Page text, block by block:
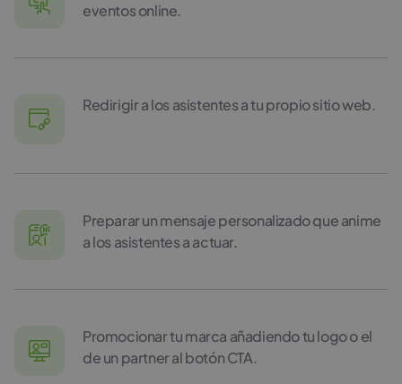
eventos online.
Redirigir a los asistentes a tu propio sitio web.
Preparar un mensaje personalizado que anime
a los asistentes a actuar.
Promocionar tu marca añadiendo tu logo o el
de un partner al botón CTA.